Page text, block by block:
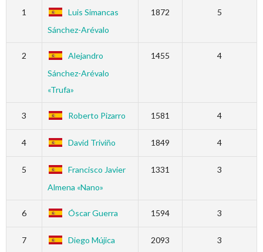
1
Luis Simancas
Sánchez-Arévalo
1872 5
2
Alejandro
Sánchez-Arévalo
«Trufa»
1455 4
3 Roberto Pizarro 1581 4
4 David Triviño 1849 4
5
Francisco Javier
Almena «Nano»
1331 3
6 Óscar Guerra 1594 3
7 Diego Mújica 2093 3